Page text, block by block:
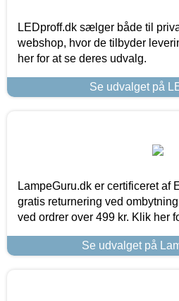
LEDproff.dk sælger både til
webshop, hvor de tilbyder
her for at se deres udvalg.
Se udvalget på
LampeGuru.dk er certificeret af
gratis returnering ved
ved ordrer over 499 kr. Klik her
Se udvalget på